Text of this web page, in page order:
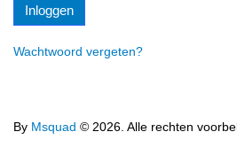
Inloggen
Wachtwoord vergeten?
By Msquad © 2026. Alle rechten